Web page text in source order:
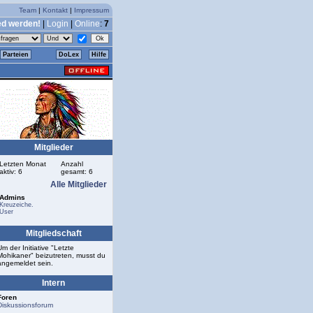
Team | Kontakt | Impressum
werden! Login Online: 7
Parteien DoLex Hilfe
Mitglieder
Letzten Monat
aktiv: 6
Anzahl
gesamt: 6
Alle Mitglieder
Admins
Kreuzeiche.
User
Mitgliedschaft
der Initiative "Letzte
beizutreten, musst du
sein.
Intern